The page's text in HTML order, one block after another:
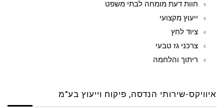
חוות דעת מומחה לבתי משפט
ייעוץ מקצועי
ציוד לחץ
צרכני גז טבעי
ריתוך והלחמה
איוויקס-שירותי הנדסה, פיקוח וייעוץ בע"מ